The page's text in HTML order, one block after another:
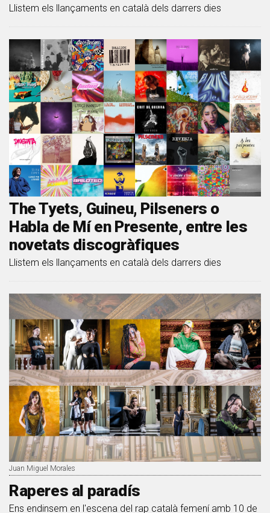
Llistem els llançaments en català dels darrers dies
The Tyets, Guineu, Pilseners o
Habla de Mí en Presente, entre les
novetats discogràfiques
Llistem els llançaments en català dels darrers dies
Juan Miguel Morales
Raperes al paradís
Ens endinsem en l'escena del rap català femení amb 10 de